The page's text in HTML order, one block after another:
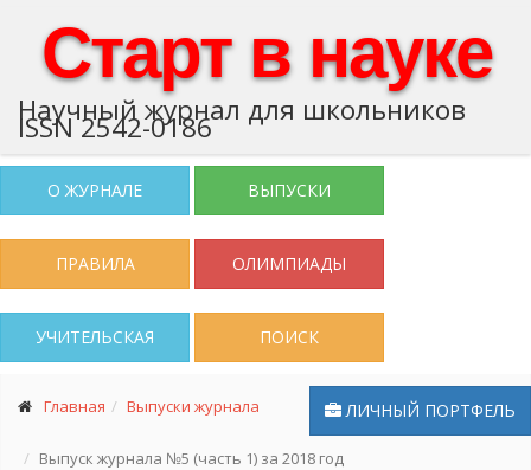
Старт в науке
Научный журнал для школьников
ISSN 2542-0186
О ЖУРНАЛЕ ВЫПУСКИ
ПРАВИЛА ОЛИМПИАДЫ
УЧИТЕЛЬСКАЯ ПОИСК
ЛИЧНЫЙ ПОРТФЕЛЬ
Главная Выпуски журнала
Выпуск журнала №5 (часть 1) за 2018 год